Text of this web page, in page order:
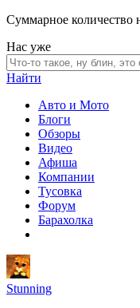
Суммарное количество
Нас уже
Найти
Авто и Мото
Блоги
Обзоры
Видео
Афиша
Компании
Тусовка
Форум
Барахолка
Stunning